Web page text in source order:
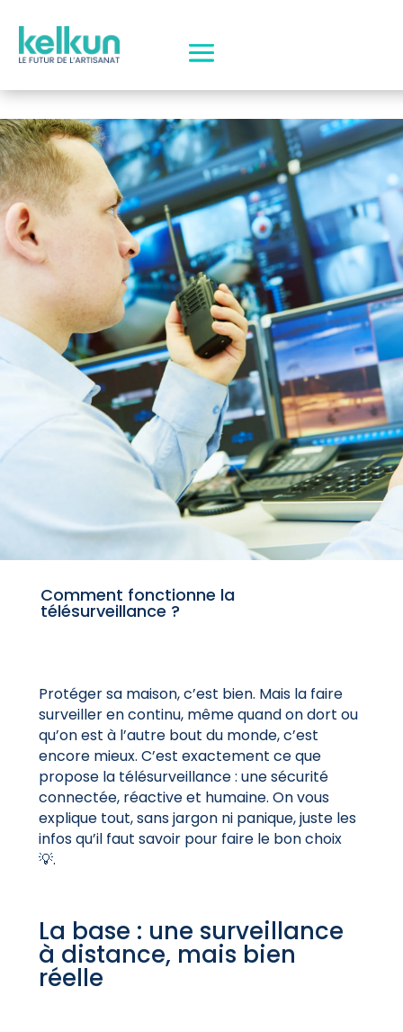
Comment fonctionne la
télésurveillance ?
Protéger sa maison, c’est bien. Mais la faire
surveiller en continu, même quand on dort ou
qu’on est à l’autre bout du monde, c’est
encore mieux. C’est exactement ce que
propose la télésurveillance : une sécurité
connectée, réactive et humaine. On vous
explique tout, sans jargon ni panique, juste les
infos qu’il faut savoir pour faire le bon choix
💡.
La base : une surveillance
à distance, mais bien
réelle